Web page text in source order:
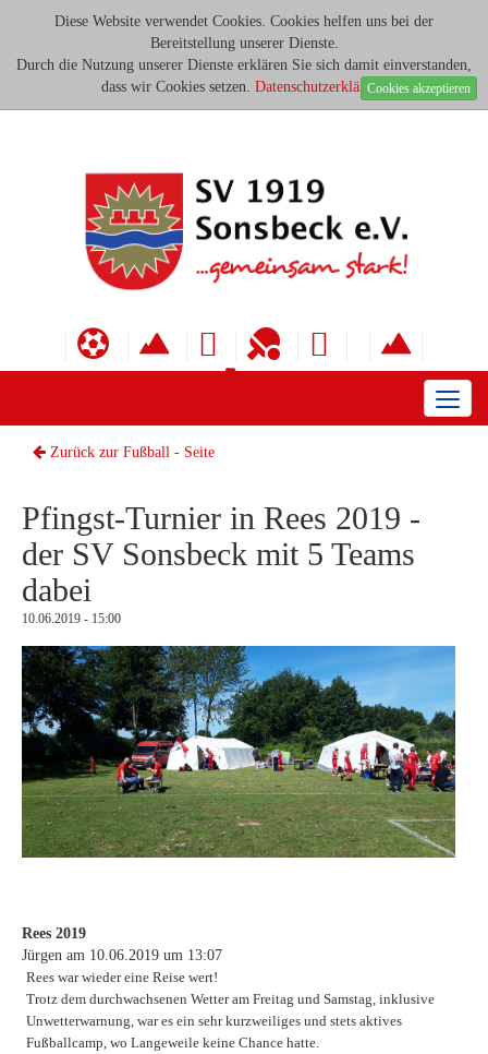
Diese Website verwendet Cookies. Cookies helfen uns bei der
Bereitstellung unserer Dienste.
Durch die Nutzung unserer Dienste erklären Sie sich damit einverstanden,
dass wir Cookies setzen. DatenschutzerklärungCookies akzeptieren
Toggle
Zurück zur Fußball - Seite
Pfingst-Turnier in Rees 2019 -
der SV Sonsbeck mit 5 Teams
dabei
10.06.2019 - 15:00
Rees 2019
Jürgen am 10.06.2019 um 13:07
Rees war wieder eine Reise wert!
Trotz dem durchwachsenen Wetter am Freitag und Samstag, inklusive
Unwetterwarnung, war es ein sehr kurzweiliges und stets aktives
Fußballcamp, wo Langeweile keine Chance hatte.